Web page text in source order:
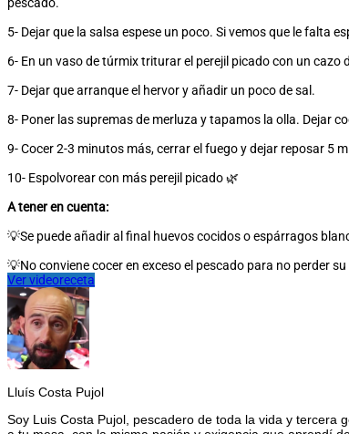
5- Dejar que la salsa espese un poco. Si vemos que le falta
6- En un vaso de túrmix triturar el perejil picado con un cazo
7- Dejar que arranque el hervor y añadir un poco de sal.
8- Poner las supremas de merluza y tapamos la olla. Dejar
9- Cocer 2-3 minutos más, cerrar el fuego y dejar reposar 5
10- Espolvorear con más perejil picado 🌿
A tener en cuenta:
💡Se puede añadir al final huevos cocidos o espárragos
💡No conviene cocer en exceso el pescado para no perder su
Ver videoreceta
Lluís Costa Pujol
Soy Luis Costa Pujol, pescadero de toda la vida y tercera